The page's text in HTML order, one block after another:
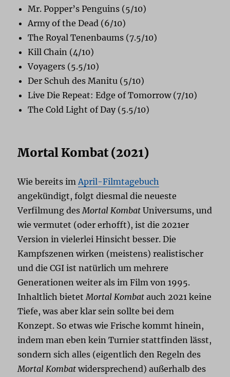
Mr. Popper’s Penguins (5/10)
Army of the Dead (6/10)
The Royal Tenenbaums (7.5/10)
Kill Chain (4/10)
Voyagers (5.5/10)
Der Schuh des Manitu (5/10)
Live Die Repeat: Edge of Tomorrow (7/10)
The Cold Light of Day (5.5/10)
Mortal Kombat (2021)
Wie bereits im April-Filmtagebuch
angekündigt, folgt diesmal die neueste
Verfilmung des Mortal Kombat Universums, und
wie vermutet (oder erhofft), ist die 2021er
Version in vielerlei Hinsicht besser. Die
Kampfszenen wirken (meistens) realistischer
und die CGI ist natürlich um mehrere
Generationen weiter als im Film von 1995.
Inhaltlich bietet Mortal Kombat auch 2021 keine
Tiefe, was aber klar sein sollte bei dem
Konzept. So etwas wie Frische kommt hinein,
indem man eben kein Turnier stattfinden lässt,
sondern sich alles (eigentlich den Regeln des
Mortal Kombat widersprechend) außerhalb des